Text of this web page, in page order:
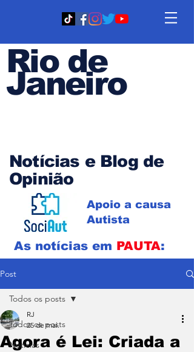
Rio de
Janeiro
Notícias e Blog de
Opinião
Apoio a causa
Autista
As notícias em PAUTA:
Post
Todos os posts
Notícias
Todos os posts
Agora é Lei: Criada a
RJ
25 de mai.